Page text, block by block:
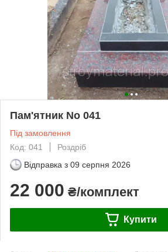
Пам'ятник No 041
Під замовлення
Код: 041
Роздріб
Відправка з 09 серпня 2026
22 000 ₴/комплект
Купити